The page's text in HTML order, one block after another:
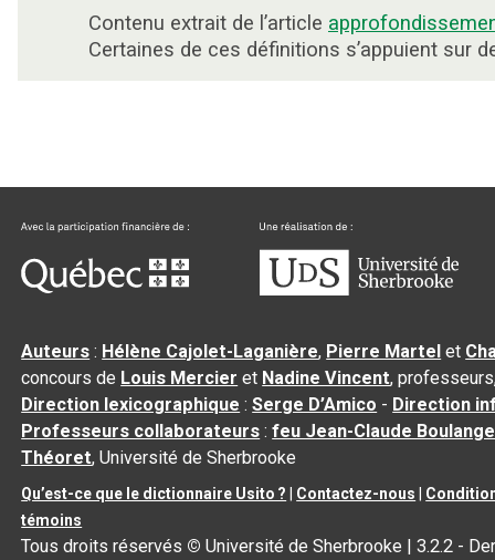
Contenu extrait de l’article
Certaines de ces définitions s’appuient sur
Auteurs : Hélène Cajolet-Laganière, Pierre Martel et
concours de Louis Mercier et Nadine Vincent,
Direction lexicographique :Serge D’Amico - Direction
Professeurs collaborateurs :feu Jean-Claude
Théoret, Université de Sherbrooke
Qu’est-ce que le dictionnaire Usito ? Contactez-nous
témoins
Tous droits réservés © Université de Sherbrooke |3.2.2 -